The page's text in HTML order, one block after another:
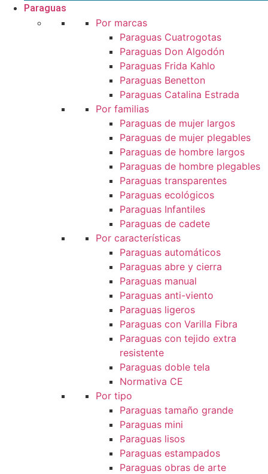
Paraguas
Por marcas
Paraguas Cuatrogotas
Paraguas Don Algodón
Paraguas Frida Kahlo
Paraguas Benetton
Paraguas Catalina Estrada
Por familias
Paraguas de mujer largos
Paraguas de mujer plegables
Paraguas de hombre largos
Paraguas de hombre plegables
Paraguas transparentes
Paraguas ecológicos
Paraguas Infantiles
Paraguas de cadete
Por características
Paraguas automáticos
Paraguas abre y cierra
Paraguas manual
Paraguas anti-viento
Paraguas ligeros
Paraguas con Varilla Fibra
Paraguas con tejido extra
resistente
Paraguas doble tela
Normativa CE
Por tipo
Paraguas tamaño grande
Paraguas mini
Paraguas lisos
Paraguas estampados
Paraguas obras de arte